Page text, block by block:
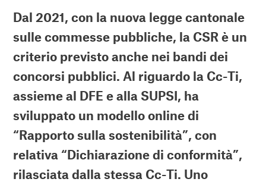
Dal 2021, con la nuova legge cantonale
sulle commesse pubbliche, la CSR è un
criterio previsto anche nei bandi dei
concorsi pubblici. Al riguardo la Cc-Ti,
assieme al DFE e alla SUPSI, ha
sviluppato un modello online di
“Rapporto sulla sostenibilità”, con
relativa “Dichiarazione di conformità”,
rilasciata dalla stessa Cc-Ti. Uno